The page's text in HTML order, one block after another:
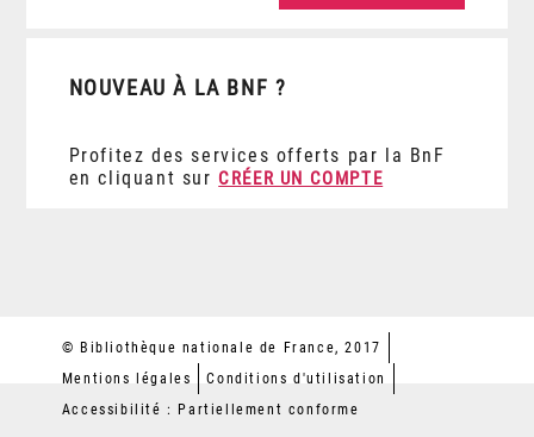
NOUVEAU À LA BNF ?
Profitez des services offerts par la BnF
en cliquant sur CRÉER UN COMPTE
© Bibliothèque nationale de France, 2017
Mentions légales
Conditions d'utilisation
Accessibilité : Partiellement conforme